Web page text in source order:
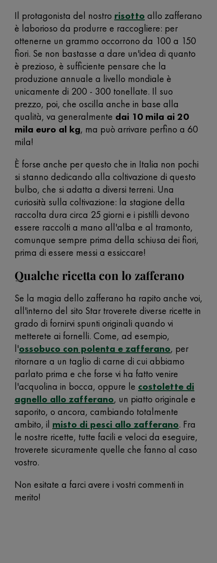
Il protagonista del nostro risotto allo zafferano
è laborioso da produrre e raccogliere: per
ottenerne un grammo occorrono da 100 a 150
fiori. Se non bastasse a dare un'idea di quanto
è prezioso, è sufficiente pensare che la
produzione annuale a livello mondiale è
unicamente di 200 - 300 tonellate. Il suo
prezzo, poi, che oscilla anche in base alla
qualità, va generalmente dai 10 mila ai 20
mila euro al kg, ma può arrivare perfino a 60
mila!
È forse anche per questo che in Italia non pochi
si stanno dedicando alla coltivazione di questo
bulbo, che si adatta a diversi terreni. Una
curiosità sulla coltivazione: la stagione della
raccolta dura circa 25 giorni e i pistilli devono
essere raccolti a mano all'alba e al tramonto,
comunque sempre prima della schiusa dei fiori,
prima di essere messi a essiccare!
Qualche ricetta con lo zafferano
Se la magia dello zafferano ha rapito anche voi,
all'interno del sito Star troverete diverse ricette in
grado di fornirvi spunti originali quando vi
metterete ai fornelli. Come, ad esempio,
l'ossobuco con polenta e zafferano, per
ritornare a un taglio di carne di cui abbiamo
parlato prima e che forse vi ha fatto venire
l'acquolina in bocca, oppure le costolette di
agnello allo zafferano, un piatto originale e
saporito, o ancora, cambiando totalmente
ambito, il misto di pesci allo zafferano. Fra
le nostre ricette, tutte facili e veloci da eseguire,
troverete sicuramente quelle che fanno al caso
vostro.
Non esitate a farci avere i vostri commenti in
merito!